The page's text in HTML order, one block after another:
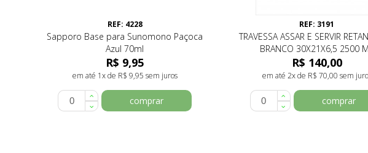
REF: 4228
Sapporo Base para Sunomono Paçoca
Azul 70ml
R$ 9,95
em até 1x de R$ 9,95 sem juros
comprar
REF: 3191
TRAVESSA ASSAR E SERVIR
BRANCO 30X21X6,5 2500
R$ 140,00
em até 2x de R$ 70,00 sem
comprar